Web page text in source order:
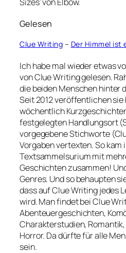
Sizes‘ von Elbow.
Gelesen
Clue Writing – Der Himmel ist
Ich habe mal wieder etwas
von Clue Writing gelesen.
die beiden Menschen hinter
Seit 2012 veröffentlichen
wöchentlich
festgelegten Handlungsort
vorgegebene Stichworte
Vorgaben vertexten. So kam
Textsammelsurium mit
Geschichten zusammen!
Genres. Und so behaupten
dass auf Clue Writing jedes
wird. Man findet bei Clue
Abenteuergeschichten,
Charakterstudien,
Horror. Da dürfte für alle
sein.